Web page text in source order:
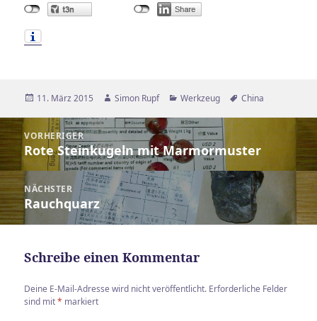
Veröffentlicht
11. März 2015 Autor
Simon Rupf Kategorien
Werkzeug Schlagwörter
China
Beitragsnavigation
VORHERIGER
Vorheriger
Beitrag:
Rote Steinkugeln mit Marmormuster
NÄCHSTER
Nächster
Beitrag:
Rauchquarz
Schreibe einen Kommentar
Deine E-Mail-Adresse wird nicht veröffentlicht. Erforderliche Felder
sind mit* markiert